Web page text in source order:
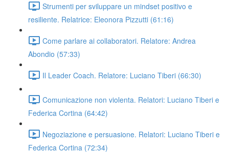
Strumenti per sviluppare un mindset positivo e
resiliente. Relatrice: Eleonora Pizzutti (61:16)
Come parlare ai collaboratori. Relatore: Andrea
Abondio (57:33)
Il Leader Coach. Relatore: Luciano Tiberi (66:30)
Comunicazione non violenta. Relatori: Luciano Tiberi e
Federica Cortina (64:42)
Negoziazione e persuasione. Relatori: Luciano Tiberi e
Federica Cortina (72:34)